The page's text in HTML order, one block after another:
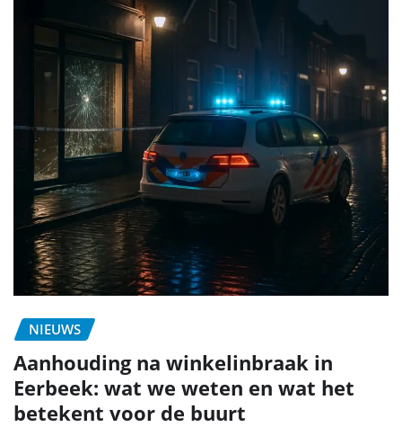
NIEUWS
Aanhouding na winkelinbraak in
Eerbeek: wat we weten en wat het
betekent voor de buurt